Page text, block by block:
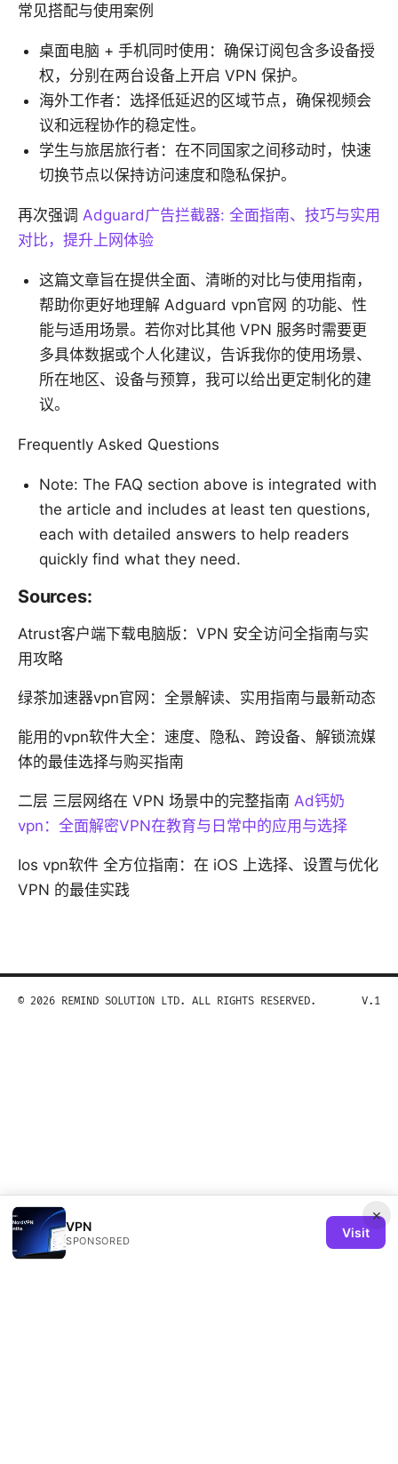
常见搭配与使用案例
桌面电脑 + 手机同时使用：确保订阅包含多设备授
权，分别在两台设备上开启 VPN 保护。
海外工作者：选择低延迟的区域节点，确保视频会
议和远程协作的稳定性。
学生与旅居旅行者：在不同国家之间移动时，快速
切换节点以保持访问速度和隐私保护。
再次强调 Adguard广告拦截器: 全面指南、技巧与实用
对比，提升上网体验
这篇文章旨在提供全面、清晰的对比与使用指南，
帮助你更好地理解 Adguard vpn官网 的功能、性
能与适用场景。若你对比其他 VPN 服务时需要更
多具体数据或个人化建议，告诉我你的使用场景、
所在地区、设备与预算，我可以给出更定制化的建
议。
Frequently Asked Questions
Note: The FAQ section above is integrated with
the article and includes at least ten questions,
each with detailed answers to help readers
quickly find what they need.
Sources:
Atrust客户端下载电脑版：VPN 安全访问全指南与实
用攻略
绿茶加速器vpn官网：全景解读、实用指南与最新动态
能用的vpn软件大全：速度、隐私、跨设备、解锁流媒
体的最佳选择与购买指南
二层 三层网络在 VPN 场景中的完整指南 Ad钙奶
vpn：全面解密VPN在教育与日常中的应用与选择
Ios vpn软件 全方位指南：在 iOS 上选择、设置与优化
VPN 的最佳实践
×
VPN
SPONSORED
Visit
© 2026 REMIND SOLUTION LTD. ALL RIGHTS RESERVED. V.1